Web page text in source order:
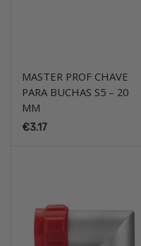
MASTER PROF CHAVE
PARA BUCHAS S5 – 20
MM
€3.17